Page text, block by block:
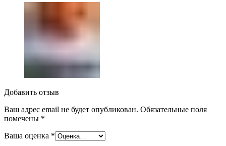
Добавить отзыв
Ваш адрес email не будет опубликован. Обязательные поля
помечены *
Ваша оценка *